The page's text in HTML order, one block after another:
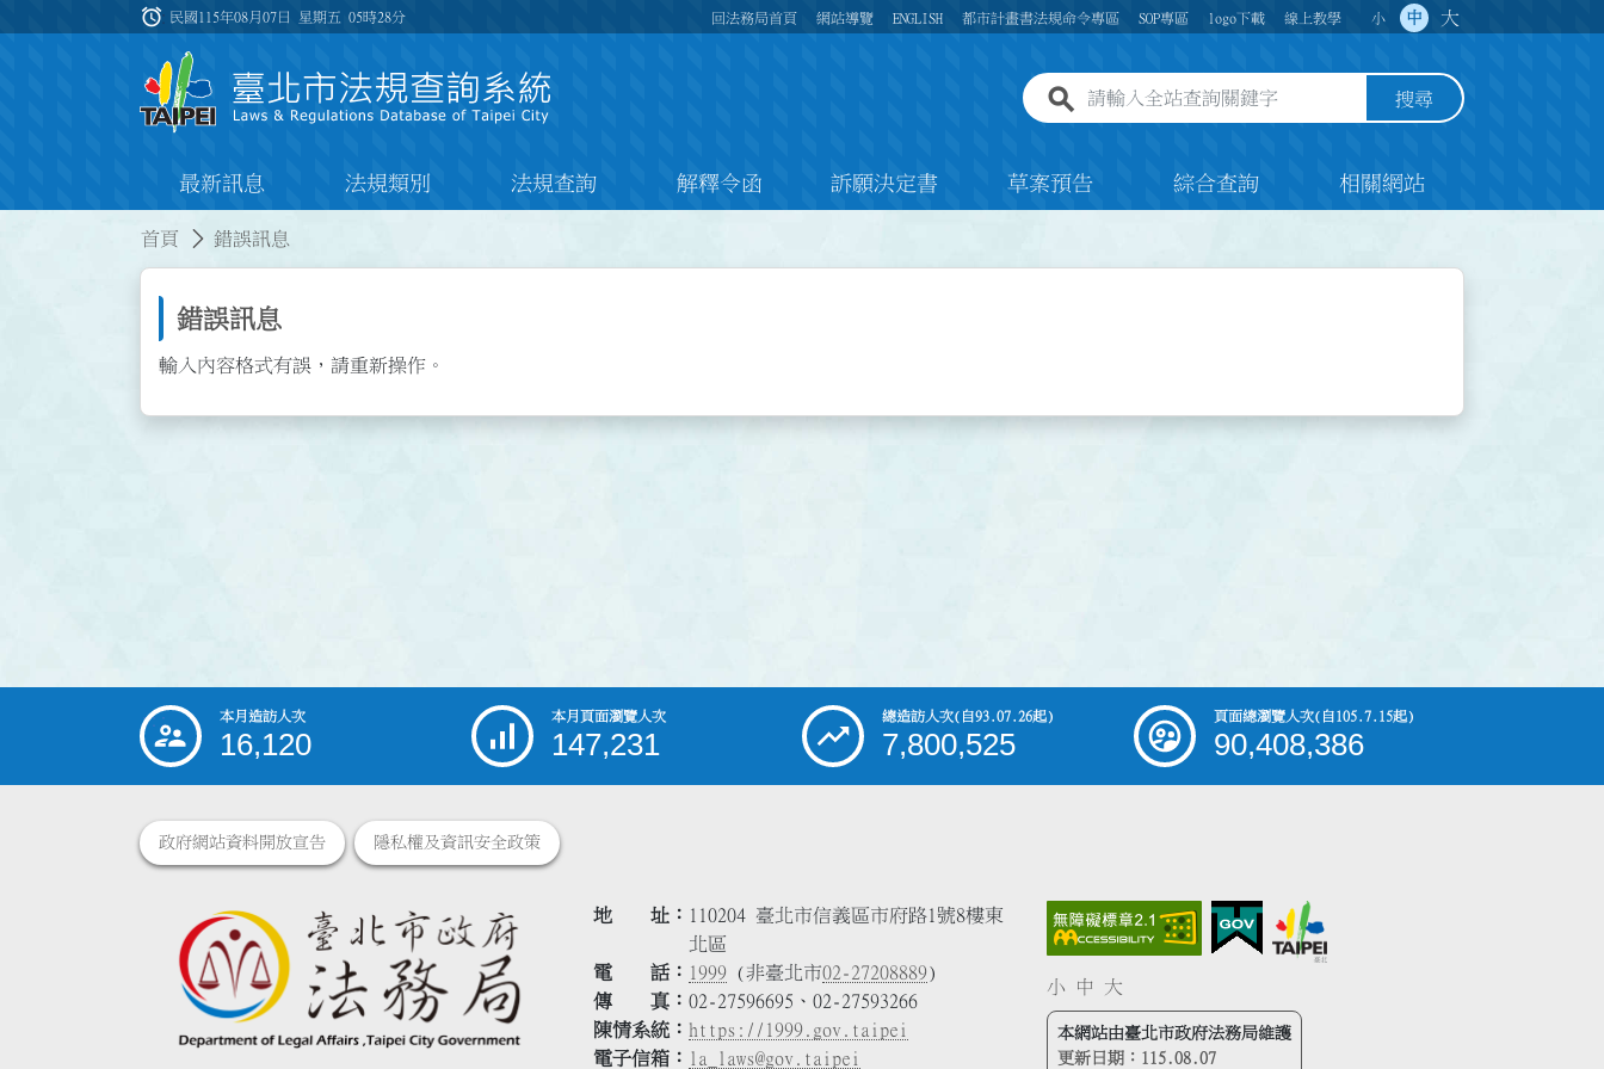
:::
alarm 民國115年08月07日 星期五05時28分 回法務局首頁 網站導覽 ENGLISH 都市計畫書法規命令專區 SOP專區 logo下載 線上教學 小 中 大
全站查詢關鍵字欄位 搜尋
最新訊息 法規類別 法規查詢 解釋令函 訴願決定書 草案預告 綜合查詢 相關網站
首頁 錯誤訊息
錯誤訊息
輸入內容格式有誤，請重新操作。
::: 本月造訪人次
16,120
本月頁面瀏覽人次
147,231
總造訪人次(自93.07.26起)
7,800,525
頁面總瀏覽人次(自105.7.15起)
90,408,386
政府網站資料開放宣告 隱私權及資訊安全政策
地 址
110204 臺北市信義區市府路1號8樓東
北區
電 話
1999 (非臺北市02-27208889)
傳 真
02-27596695、02-27593266
陳情系統
https://1999.gov.taipei
電子信箱
la_laws@gov.taipei
小 中 大
本網站由臺北市政府法務局維護
更新日期： 115.08.07